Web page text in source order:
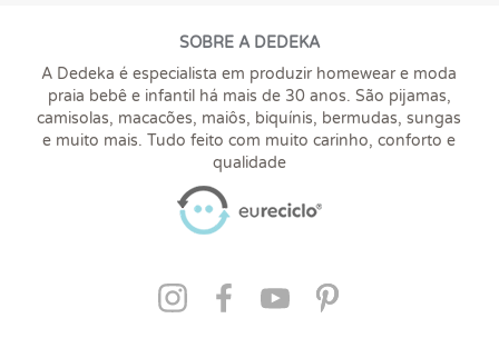
SOBRE A DEDEKA
A Dedeka é especialista em produzir homewear e moda
praia bebê e infantil há mais de 30 anos. São pijamas,
camisolas, macacões, maiôs, biquínis, bermudas, sungas
e muito mais. Tudo feito com muito carinho, conforto e
qualidade